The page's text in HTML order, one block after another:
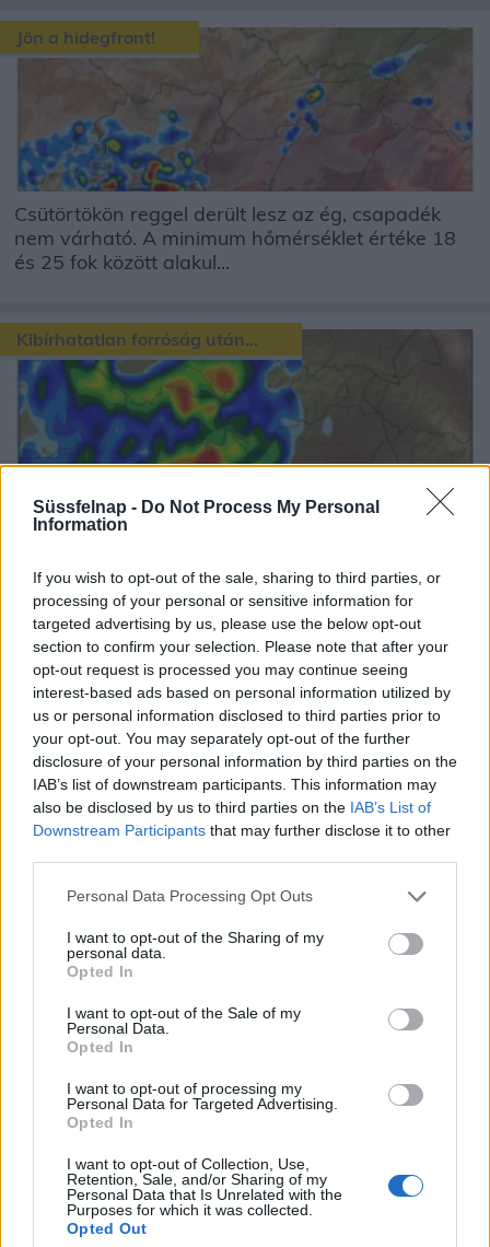
Süssfelnap - Do Not Process My Personal
Information
If you wish to opt-out of the sale, sharing to third parties, or
processing of your personal or sensitive information for
targeted advertising by us, please use the below opt-out
section to confirm your selection. Please note that after your
opt-out request is processed you may continue seeing
interest-based ads based on personal information utilized by
us or personal information disclosed to third parties prior to
your opt-out. You may separately opt-out of the further
disclosure of your personal information by third parties on the
IAB’s list of downstream participants. This information may
also be disclosed by us to third parties on the IAB’s List of
Downstream Participants that may further disclose it to other
Personal Data Processing Opt Outs
I want to opt-out of the Sharing of my
personal data.
Opted In
I want to opt-out of the Sale of my
Personal Data.
Opted In
I want to opt-out of processing my
Personal Data for Targeted Advertising.
Opted In
I want to opt-out of Collection, Use,
Retention, Sale, and/or Sharing of my
Personal Data that Is Unrelated with the
Purposes for which it was collected.
Opted Out
Jön a hidegfront!
Csütörtökön reggel derült lesz az ég, csapadék
nem várható. A minimum hőmérséklet értéke 18
és 25 fok között alakul...
Kibírhatatlan forróság után...
Szerdán reggel derült lesz az ég, a minimum
Rekordmeleg napok jönnek!
Kedden reggel országszerte derült lesz az ég,
csapadék nem várható. A minimum hőmérséklet
értéke 18 és 25 fok között...
Mit főzzek ma?
Csontleves rántott borsóval
Hortobágyi palacsinta